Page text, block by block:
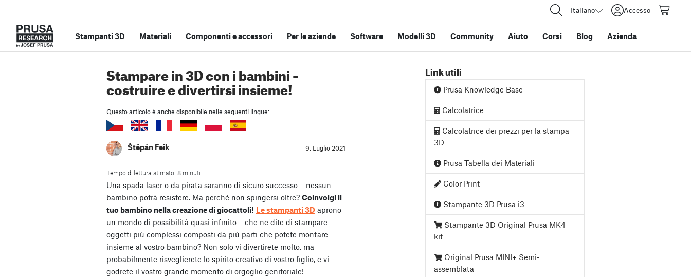
Italiano Accesso
Stampanti 3D Materiali Componenti e accessori Per le aziende Software Modelli 3D Community Aiuto Corsi Blog Azienda
Stampare in 3D con i bambini –
costruire e divertirsi insieme!
Questo articolo è anche disponibile nelle seguenti lingue:
Štěpán Feik 9. Luglio 2021
Tempo di lettura stimato: 8 minuti
Una spada laser o da pirata saranno di sicuro successo – nessun
bambino potrà resistere. Ma perché non spingersi oltre? Coinvolgi il
tuo bambino nella creazione di giocattoli! Le stampanti 3D aprono
un mondo di possibilità quasi infinito – che ne dite di stampare
oggetti più complessi composti da più parti che potete montare
insieme al vostro bambino? Non solo vi divertirete molto, ma
probabilmente risveglierete lo spirito creativo di vostro figlio, e vi
godrete il vostro grande momento di orgoglio genitoriale!
Link utili
Prusa Knowledge Base
Calcolatrice
Calcolatrice dei prezzi per la stampa
3D
Prusa Tabella dei Materiali
Color Print
Stampante 3D Prusa i3
Stampante 3D Original Prusa MK4
kit
Original Prusa MINI+ Semi-
assemblata